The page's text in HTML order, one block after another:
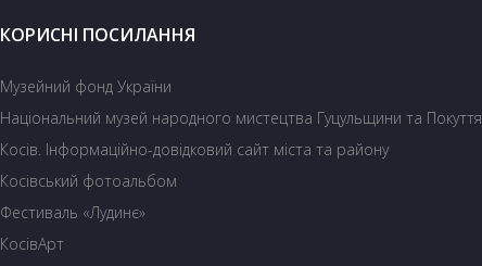
КОРИСНІ ПОСИЛАННЯ
Музейний фонд України
Національний музей народного мистецтва Гуцульщини та Покуття
Косів. Інформаційно-довідковий сайт міста та району
Косівський фотоальбом
Фестиваль «Лудинє»
КосівАрт